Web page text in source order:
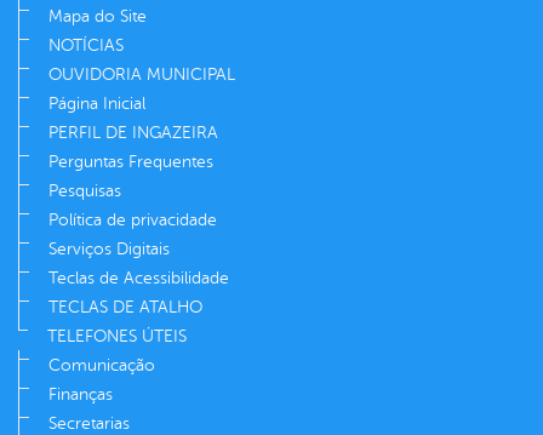
Mapa do Site
NOTÍCIAS
OUVIDORIA MUNICIPAL
Página Inicial
PERFIL DE INGAZEIRA
Perguntas Frequentes
Pesquisas
Política de privacidade
Serviços Digitais
Teclas de Acessibilidade
TECLAS DE ATALHO
TELEFONES ÚTEIS
Comunicação
Finanças
Secretarias